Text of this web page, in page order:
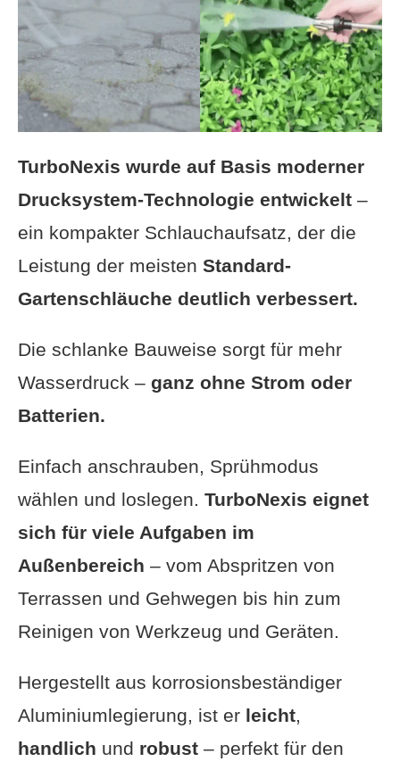
TurboNexis wurde auf Basis moderner
Drucksystem-Technologie entwickelt –
ein kompakter Schlauchaufsatz, der die
Leistung der meisten Standard-
Gartenschläuche deutlich verbessert.
Die schlanke Bauweise sorgt für mehr
Wasserdruck – ganz ohne Strom oder
Batterien.
Einfach anschrauben, Sprühmodus
wählen und loslegen. TurboNexis eignet
sich für viele Aufgaben im
Außenbereich – vom Abspritzen von
Terrassen und Gehwegen bis hin zum
Reinigen von Werkzeug und Geräten.
Hergestellt aus korrosionsbeständiger
Aluminiumlegierung, ist er leicht
handlich und robust – perfekt für den